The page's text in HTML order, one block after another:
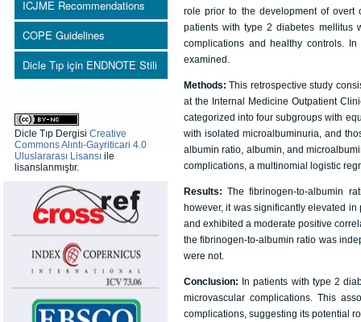
ICJME Recommendations
COPE Guidelines
Dicle Tıp için ENDNOTE Stili
Dicle Tıp Dergisi Creative
Commons Alıntı-Gayriticari 4.0
Uluslararası Lisansı ile
lisanslanmıştır.
role prior to the development of overt
patients with type 2 diabetes mellitus
complications and healthy controls.
examined.
Methods:This retrospective study
at the Internal Medicine Outpatient
categorized into four subgroups with
with isolated microalbuminuria, and
albumin ratio, albumin, and
complications, a multinomial logistic
Results:The fibrinogen-to-albumin
however, it was significantly elevated
and exhibited a moderate positive
the fibrinogen-to-albumin ratio was
were not.
Conclusion: In patients with type 2
microvascular complications. This
complications, suggesting its potential